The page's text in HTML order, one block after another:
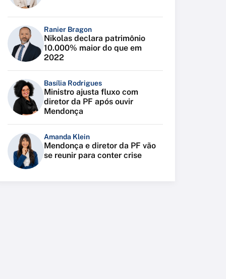
Ranier Bragon
Nikolas declara patrimônio
10.000% maior do que em
2022
Basília Rodrigues
Ministro ajusta fluxo com
diretor da PF após ouvir
Mendonça
Amanda Klein
Mendonça e diretor da PF vão
se reunir para conter crise